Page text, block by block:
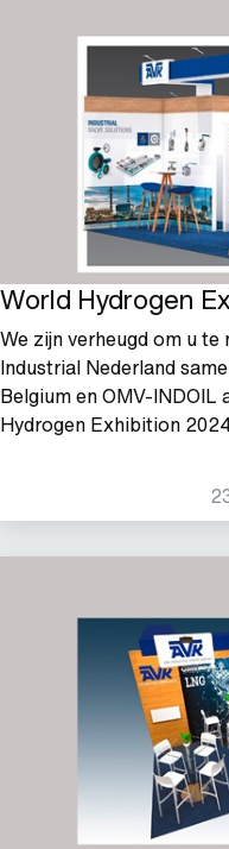
World Hydrogen
We zijn verheugd om u
Industrial Nederland
Belgium en OMV-
Hydrogen Exhibition